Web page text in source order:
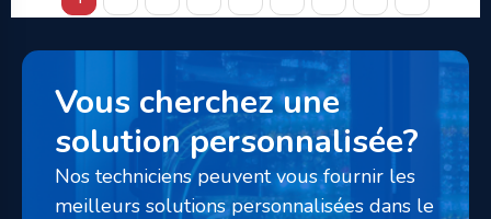
Vous cherchez une
solution personnalisée?
Nos techniciens peuvent vous fournir les
meilleurs solutions personnalisées dans le